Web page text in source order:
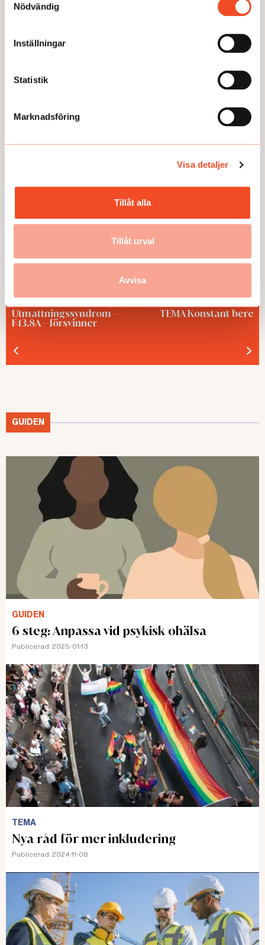
Nödvändig
Inställningar
Statistik
Marknadsföring
Visa detaljer
Tillåt alla
Tillåt urval
Avvisa
Friande dom efter dödsfall överklagas
Här kan du läsa några av våra
Utmattningssyndrom –
F43.8A – försvinner
TEMA Konstant
GUIDEN
GUIDEN
6 steg: Anpassa vid psykisk ohälsa
Publicerad: 2025-01-13
TEMA
Nya råd för mer inkludering
Publicerad: 2024-11-08